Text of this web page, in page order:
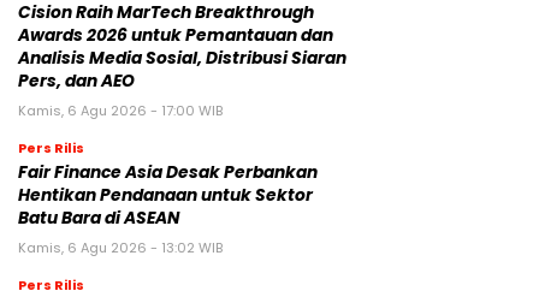
Cision Raih MarTech Breakthrough
Awards 2026 untuk Pemantauan dan
Analisis Media Sosial, Distribusi Siaran
Pers, dan AEO
Kamis, 6 Agu 2026 - 17:00 WIB
Pers Rilis
Fair Finance Asia Desak Perbankan
Hentikan Pendanaan untuk Sektor
Batu Bara di ASEAN
Kamis, 6 Agu 2026 - 13:02 WIB
Pers Rilis